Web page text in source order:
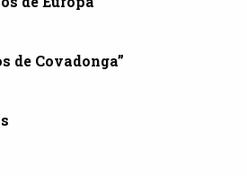
de Covadonga”